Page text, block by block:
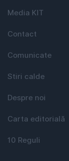
Media KIT
Contact
Comunicate
Stiri calde
Despre noi
Carta editorială
10 Reguli